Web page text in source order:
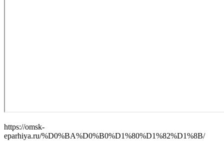
https://omsk-
eparhiya.ru/%D0%BA%D0%B0%D1%80%D1%82%D1%8B/